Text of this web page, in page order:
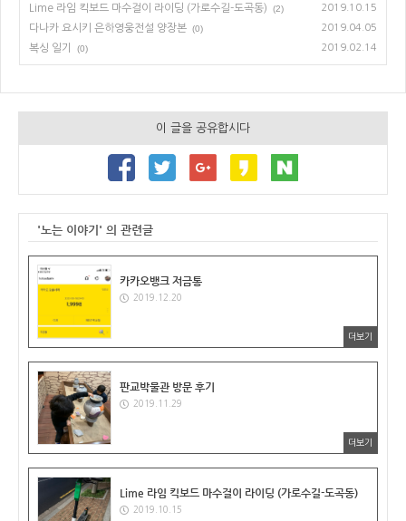
Lime 라임 킥보드 마수걸이 라이딩 (가로수길-도곡동) (2) 2019.10.15
다나카 요시키 은하영웅전설 양장본 (0) 2019.04.05
복싱 일기 (0) 2019.02.14
이 글을 공유합시다
'노는 이야기' 의 관련글
카카오뱅크 저금통
2019.12.20
더보기
판교박물관 방문 후기
2019.11.29
더보기
Lime 라임 킥보드 마수걸이 라이딩 (가로수길-도곡동)
2019.10.15